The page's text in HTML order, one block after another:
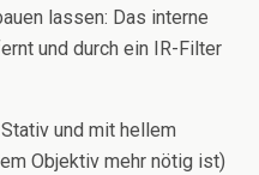
lassen: Das interne
und durch ein IR-Filter
und mit hellem
Objektiv mehr nötig ist)